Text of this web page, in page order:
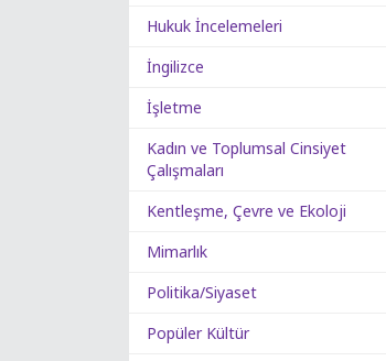
Hukuk İncelemeleri
İngilizce
İşletme
Kadın ve Toplumsal Cinsiyet
Çalışmaları
Kentleşme, Çevre ve Ekoloji
Mimarlık
Politika/Siyaset
Popüler Kültür